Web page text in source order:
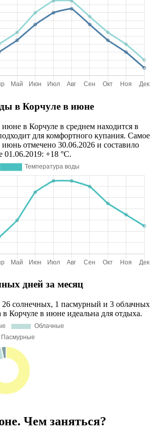
в Корчуле в июне
в Корчуле в среднем находится в
для комфортного купания. Самое
июнь отмечено 30.06.2026 и составило
01.06.2019: +18 °C.
дней за месяц
26 солнечных, 1 пасмурный и 3 облачных
в Корчуле в июне идеальна для отдыха.
Чем заняться?